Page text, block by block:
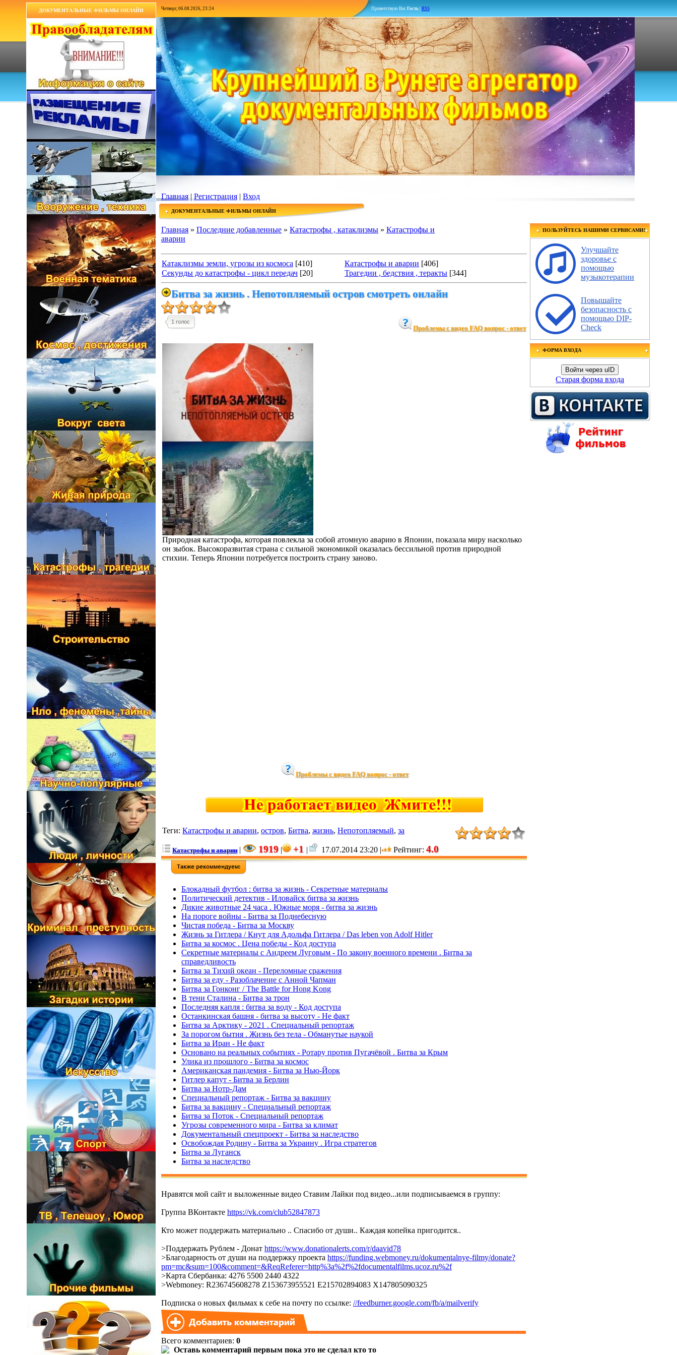
ДОКУМЕНТАЛЬНЫЕ ФИЛЬМЫ ОНЛАЙН Четверг, 06.08.2026, 23:24 Приветствую Вас Гость RSS
Главная|Регистрация | Вход
ДОКУМЕНТАЛЬНЫЕ ФИЛЬМЫ ОНЛАЙН
Главная » Последние добавленные » Катастрофы , катаклизмы » Катастрофы и
аварии
Катаклизмы земли, угрозы из космоса [410] Катастрофы и аварии [406]
Секунды до катастрофы - цикл передач [20] Трагедии , бедствия , теракты [344]
Битва за жизнь . Непотопляемый остров смотреть онлайн
1 голос
Проблемы с видео FAQ вопрос - ответ
Природная катастрофа, которая повлекла за собой атомную аварию в Японии, показала миру насколько
он зыбок. Высокоразвитая страна с сильной экономикой оказалась бессильной против природной
стихии. Теперь Японии потребуется построить страну заново.
Проблемы с видео FAQ вопрос - ответ
Теги: Катастрофы и аварии, остров, Битва, жизнь, Непотопляемый, за
Катастрофы и аварии| 1919 | +1 | 17.07.2014 23:20 | Рейтинг: 4.0
Блокадный футбол : битва за жизнь - Секретные материалы
Политический детектив - Иловайск битва за жизнь
Дикие животные 24 часа . Южные моря - битва за жизнь
На пороге войны - Битва за Поднебесную
Чистая победа - Битва за Москву
Жизнь за Гитлера / Кнут для Адольфа Гитлера / Das leben von Adolf Hitler
Битва за космос . Цена победы - Код доступа
Секретные материалы с Андреем Луговым - По закону военного времени . Битва за
справедливость
Битва за Тихий океан - Переломные сражения
Битва за еду - Разоблачение с Анной Чапман
Битва за Гонконг / The Battle for Hong Kong
В тени Сталина - Битва за трон
Последняя капля : битва за воду - Код доступа
Останкинская башня - битва за высоту - Не факт
Битва за Арктику - 2021 . Специальный репортаж
За порогом бытия . Жизнь без тела - Обманутые наукой
Битва за Иран - Не факт
Основано на реальных событиях - Ротару против Пугачёвой . Битва за Крым
Улика из прошлого - Битва за космос
Американская пандемия - Битва за Нью-Йорк
Гитлер капут - Битва за Берлин
Битва за Нотр-Дам
Специальный репортаж - Битва за вакцину
Битва за вакцину - Специальный репортаж
Битва за Поток - Специальный репортаж
Угрозы современного мира - Битва за климат
Документальный спецпроект - Битва за наследство
Освобождая Родину - Битва за Украину . Игра стратегов
Битва за Луганск
Битва за наследство
Нравятся мой сайт и выложенные видео Ставим Лайки под видео...или подписываемся в группу:
Группа ВКонтакте https://vk.com/club52847873
Кто может поддержать материально .. Спасибо от души.. Каждая копейка пригодится..
>Поддержать Рублем - Донат https://www.donationalerts.com/r/daavid78
>Благодарность от души на поддержку проекта https://funding.webmoney.ru/dokumentalnye-filmy/donate?
pm=mc&sum=100&comment=&ReqReferer=http%3a%2f%2fdocumentalfilms.ucoz.ru%2f
>Карта Сбербанка: 4276 5500 2440 4322
>Webmoney: R236745608278 Z153673955521 E215702894083 X147805090325
Подписка о новых фильмах к себе на почту по ссылке: //feedburner.google.com/fb/a/mailverify
Всего комментариев: 0
ПОЛЬЗУЙТЕСЬ НАШИМИ СЕРВИСАМИ!
Улучшайте
здоровье с
помощью
музыкотерапии
Повышайте
безопасность с
помощью DIP-
Check
ФОРМА ВХОДА
Войти через uID
Старая форма входа